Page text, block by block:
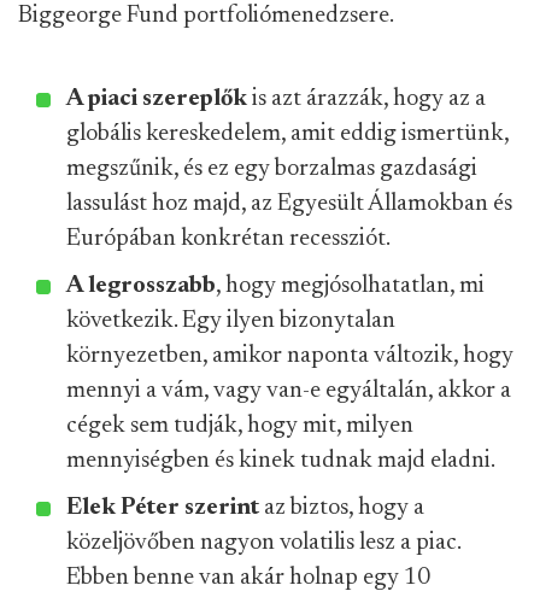
Biggeorge Fund portfoliómenedzsere.
A piaci szereplők is azt árazzák, hogy az a
globális kereskedelem, amit eddig ismertünk,
megszűnik, és ez egy borzalmas gazdasági
lassulást hoz majd, az Egyesült Államokban és
Európában konkrétan recessziót.
A legrosszabb, hogy megjósolhatatlan, mi
következik. Egy ilyen bizonytalan
környezetben, amikor naponta változik, hogy
mennyi a vám, vagy van-e egyáltalán, akkor a
cégek sem tudják, hogy mit, milyen
mennyiségben és kinek tudnak majd eladni.
Elek Péter szerint az biztos, hogy a
közeljövőben nagyon volatilis lesz a piac.
Ebben benne van akár holnap egy 10